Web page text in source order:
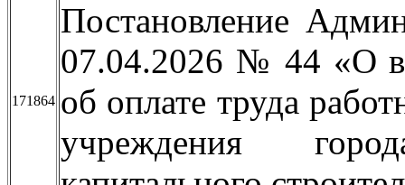
171864
Постановление
07.04.2026 № 44 «О
об оплате труда
учреждения